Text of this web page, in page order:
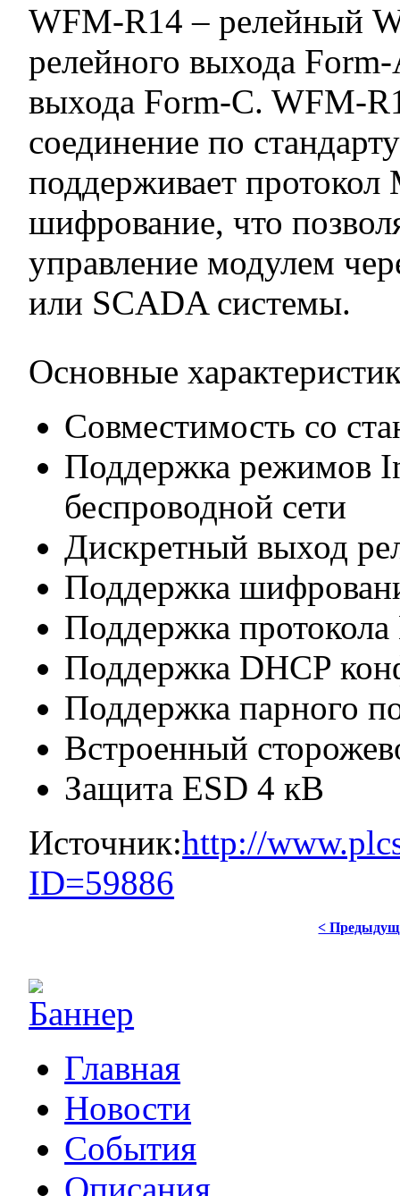
WFM-R14 – релейный
релейного выхода
выхода Form-C. WFM-
соединение по
поддерживает протокол
шифрование, что
управление модулем
или SCADA системы.
Основные
Совместимость со
Поддержка режимов
беспроводной сети
Дискретный выход
Поддержка
Поддержка
Поддержка DHCP
Поддержка парного
Встроенный
Защита ESD 4 кВ
Источник:http://
ID=59886
<
Главная
Новости
События
Описания